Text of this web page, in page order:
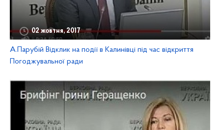
02 жовтня, 2017
А.Парубій Відклик на події в Калинівці під час відкриття
Погоджувальної ради